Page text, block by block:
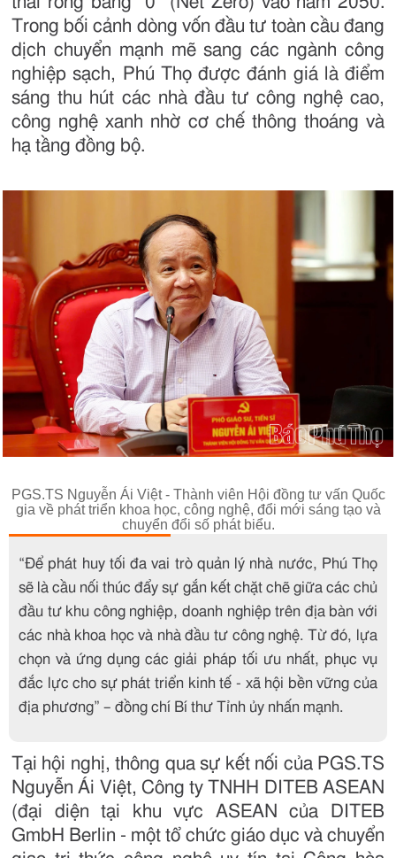
Trong bối cảnh dòng vốn đầu tư toàn cầu đang
dịch chuyển mạnh mẽ sang các ngành công
nghiệp sạch, Phú Thọ được đánh giá là điểm
sáng thu hút các nhà đầu tư công nghệ cao,
công nghệ xanh nhờ cơ chế thông thoáng và
hạ tầng đồng bộ.
PGS.TS Nguyễn Ái Việt - Thành viên Hội đồng tư vấn Quốc
gia về phát triển khoa học, công nghệ, đổi mới sáng tạo và
chuyển đổi số phát biểu.
“Để phát huy tối đa vai trò quản lý nhà nước, Phú Thọ
sẽ là cầu nối thúc đẩy sự gắn kết chặt chẽ giữa các chủ
đầu tư khu công nghiệp, doanh nghiệp trên địa bàn với
các nhà khoa học và nhà đầu tư công nghệ. Từ đó, lựa
chọn và ứng dụng các giải pháp tối ưu nhất, phục vụ
đắc lực cho sự phát triển kinh tế - xã hội bền vững của
địa phương” – đồng chí Bí thư Tỉnh ủy nhấn mạnh.
Tại hội nghị, thông qua sự kết nối của PGS.TS
Nguyễn Ái Việt, Công ty TNHH DITEB ASEAN
(đại diện tại khu vực ASEAN của DITEB
GmbH Berlin - một tổ chức giáo dục và chuyển